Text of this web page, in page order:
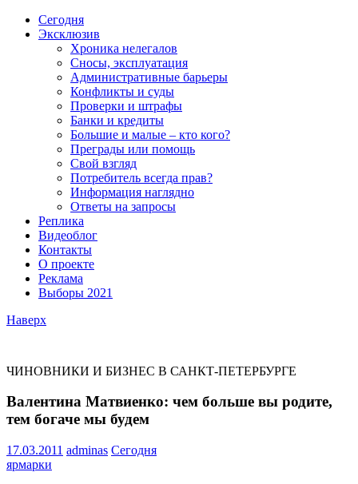
Сегодня
Эксклюзив
Хроника нелегалов
Сносы, эксплуатация
Административные барьеры
Конфликты и суды
Проверки и штрафы
Банки и кредиты
Большие и малые – кто кого?
Преграды или помощь
Свой взгляд
Потребитель всегда прав?
Информация наглядно
Ответы на запросы
Реплика
Видеоблог
Контакты
О проекте
Реклама
Выборы 2021
Наверх
ЧИНОВНИКИ И БИЗНЕС В САНКТ-ПЕТЕРБУРГЕ
Валентина Матвиенко: чем больше вы родите,
тем богаче мы будем
17.03.2011 adminas Сегодня
ярмарки